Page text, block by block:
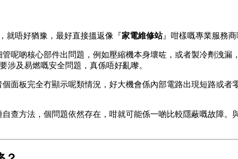
就唔好猶豫，最好直接搵返像『家電維修站』咁樣嘅專業服務商
呢啲核心部件出問題，例如壓縮機本身壞咗，或者製冷劑洩
涉及易燃嘅安全問題，真係唔好亂嚟。
個面板完全冇顯示呢類情況，好大機會係內部電路出現短路或
自查方法，個問題依然存在，咁就可能係一啲比較隱蔽嘅故障